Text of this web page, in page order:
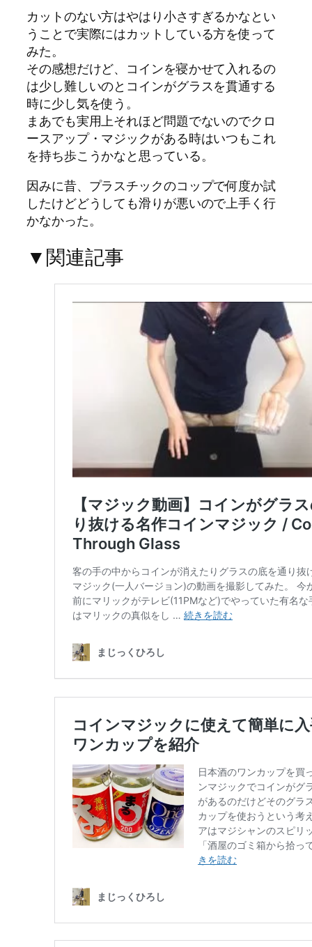
カットのない方はやはり小さすぎるかなとい
うことで実際にはカットしている方を使って
みた。
その感想だけど、コインを寝かせて入れるの
は少し難しいのとコインがグラスを貫通する
時に少し気を使う。
まあでも実用上それほど問題でないのでクロ
ースアップ・マジックがある時はいつもこれ
を持ち歩こうかなと思っている。
因みに昔、プラスチックのコップで何度か試
したけどどうしても滑りが悪いので上手く行
かなかった。
▼関連記事